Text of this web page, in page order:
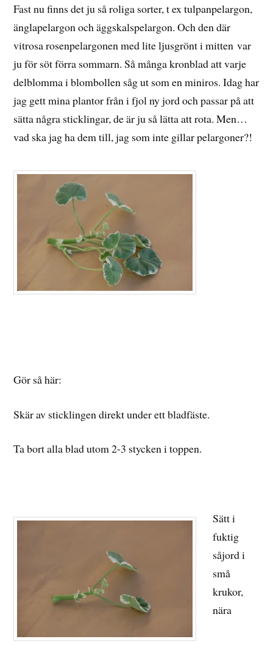
Fast nu finns det ju så roliga sorter, t ex tulpanpelargon,
änglapelargon och äggskalspelargon. Och den där
vitrosa rosenpelargonen med lite ljusgrönt i mitten var
ju för söt förra sommarn. Så många kronblad att varje
delblomma i blombollen såg ut som en miniros. Idag har
jag gett mina plantor från i fjol ny jord och passar på att
sätta några sticklingar, de är ju så lätta att rota. Men…
vad ska jag ha dem till, jag som inte gillar pelargoner?!
Gör så här:
Skär av sticklingen direkt under ett bladfäste.
Ta bort alla blad utom 2-3 stycken i toppen.
Sätt i
fuktig
såjord i
små
krukor,
nära